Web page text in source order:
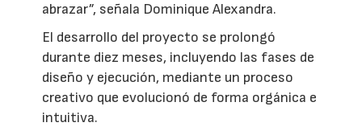
abrazar”, señala Dominique Alexandra.
El desarrollo del proyecto se prolongó
durante diez meses, incluyendo las fases de
diseño y ejecución, mediante un proceso
creativo que evolucionó de forma orgánica e
intuitiva.